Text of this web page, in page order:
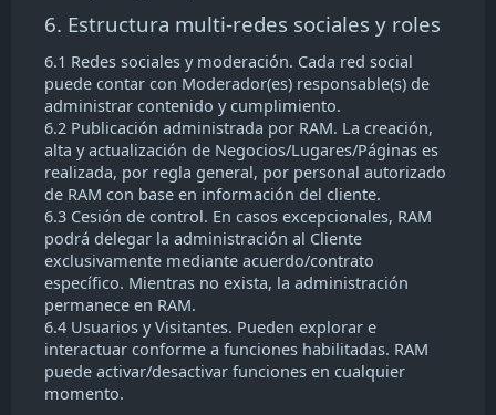
6. Estructura multi-redes sociales y roles
6.1 Redes sociales y moderación. Cada red social
puede contar con Moderador(es) responsable(s) de
administrar contenido y cumplimiento.
6.2 Publicación administrada por RAM. La creación,
alta y actualización de Negocios/Lugares/Páginas es
realizada, por regla general, por personal autorizado
de RAM con base en información del cliente.
6.3 Cesión de control. En casos excepcionales, RAM
podrá delegar la administración al Cliente
exclusivamente mediante acuerdo/contrato
específico. Mientras no exista, la administración
permanece en RAM.
6.4 Usuarios y Visitantes. Pueden explorar e
interactuar conforme a funciones habilitadas. RAM
puede activar/desactivar funciones en cualquier
momento.